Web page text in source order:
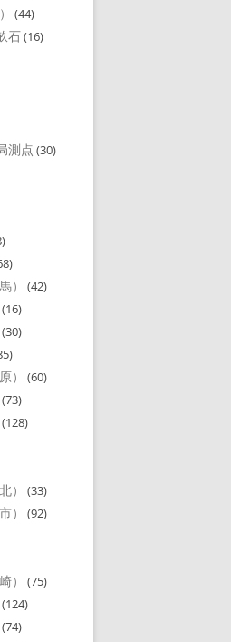
(44)
石(16)
測点 (30)
） (42)
(16)
(30)
） (60)
(73)
(128)
） (33)
） (92)
） (75)
(124)
(74)